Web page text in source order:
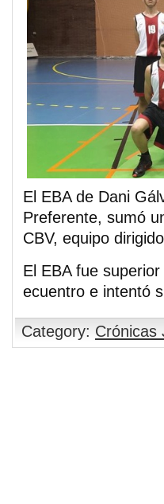
El EBA de Dani
Preferente, sumó
CBV, equipo
El EBA fue
ecuentro e intentó
Category: Crónicas